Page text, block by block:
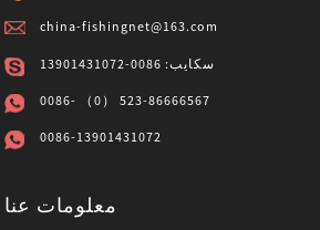
china-fishingnet@163.com
سكايب: 0086-13901431072
0086- （0） 523-86666567
0086-13901431072
معلومات عنا